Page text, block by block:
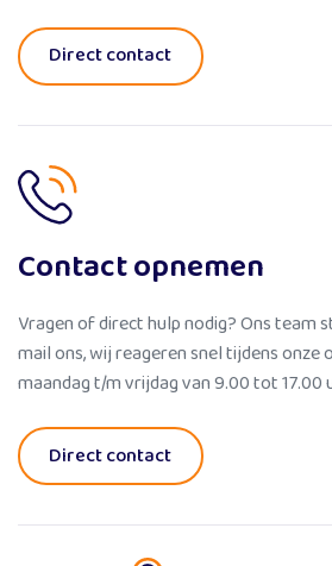
Direct contact
Contact opnemen
Vragen of direct hulp nodig? Ons team
mail ons, wij reageren snel tijdens onze
maandag t/m vrijdag van 9.00 tot 17.00
Direct contact